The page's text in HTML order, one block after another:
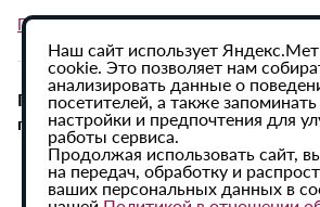
Политика в отношении обработки
При использовании материалов сайта
гиперссылка на ИА «Регион 64»
Наш сайт использует
cookie. Это позволяет нам
анализировать данные о
посетителей, а также
настройки и предпочтения для
работы сервиса.
Продолжая использовать сайт,
на передач, обработку и
ваших персональных данных в